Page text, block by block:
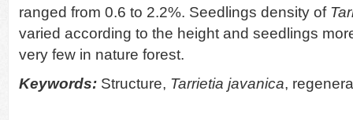
ranged from 0.6 to 2.2%. Seedlings density of
varied according to the height and seedlings
very few in nature forest.
Keywords: Structure, Tarrietia javanica,